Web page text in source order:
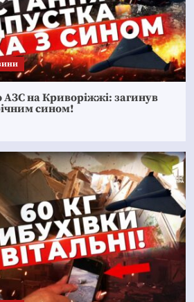
на Криворіжжі: загинув
сином!